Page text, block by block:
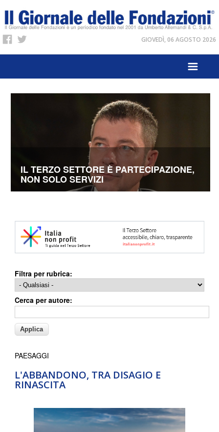
GIOVEDÌ, 06 AGOSTO 2026
IL TERZO SETTORE È PARTECIPAZIONE,
NON SOLO SERVIZI
Filtra per rubrica:
Cerca per autore:
L'ABBANDONO, TRA DISAGIO E
RINASCITA
PAESAGGI